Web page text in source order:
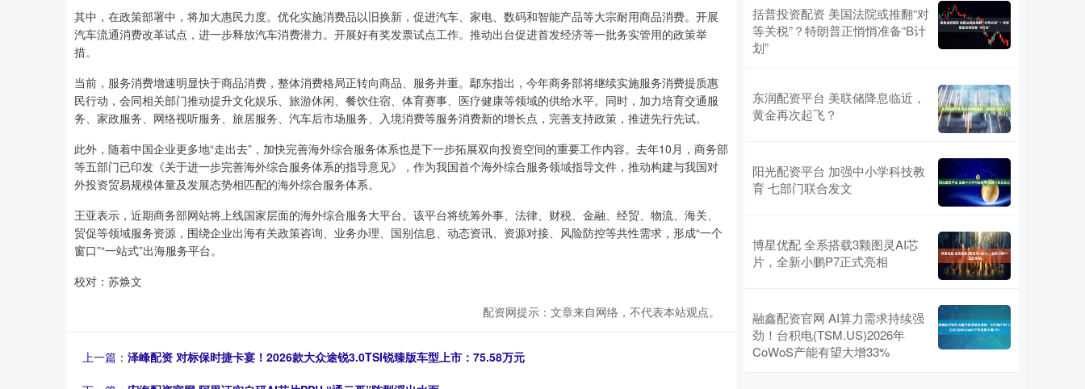
其中，在政策部署中，将加大惠民力度。优化实施消费品以旧换新，促进汽车、家电、数码和智能产品等大宗耐用商品消费。开展
汽车流通消费改革试点，进一步释放汽车消费潜力。开展好有奖发票试点工作。推动出台促进首发经济等一批务实管用的政策举
措。
当前，服务消费增速明显快于商品消费，整体消费格局正转向商品、服务并重。鄢东指出，今年商务部将继续实施服务消费提质惠
民行动，会同相关部门推动提升文化娱乐、旅游休闲、餐饮住宿、体育赛事、医疗健康等领域的供给水平。同时，加力培育交通服
务、家政服务、网络视听服务、旅居服务、汽车后市场服务、入境消费等服务消费新的增长点，完善支持政策，推进先行先试。
此外，随着中国企业更多地“走出去”，加快完善海外综合服务体系也是下一步拓展双向投资空间的重要工作内容。去年10月，商务部
等五部门已印发《关于进一步完善海外综合服务体系的指导意见》，作为我国首个海外综合服务领域指导文件，推动构建与我国对
外投资贸易规模体量及发展态势相匹配的海外综合服务体系。
王亚表示，近期商务部网站将上线国家层面的海外综合服务大平台。该平台将统筹外事、法律、财税、金融、经贸、物流、海关、
贸促等领域服务资源，围绕企业出海有关政策咨询、业务办理、国别信息、动态资讯、资源对接、风险防控等共性需求，形成“一个
窗口”“一站式”出海服务平台。
校对：苏焕文
配资网提示：文章来自网络，不代表本站观点。
上一篇： 泽峰配资 对标保时捷卡宴！2026款大众途锐3.0TSI锐臻版车型上市：75.58万元
括普投资配资 美国法院或推翻“对
等关税”？特朗普正悄悄准备“B计
划”
东润配资平台 美联储降息临近，
黄金再次起飞？
阳光配资平台 加强中小学科技教
育 七部门联合发文
博星优配 全系搭载3颗图灵AI芯
片，全新小鹏P7正式亮相
融鑫配资官网 AI算力需求持续强
劲！台积电(TSM.US)2026年
CoWoS产能有望大增33%